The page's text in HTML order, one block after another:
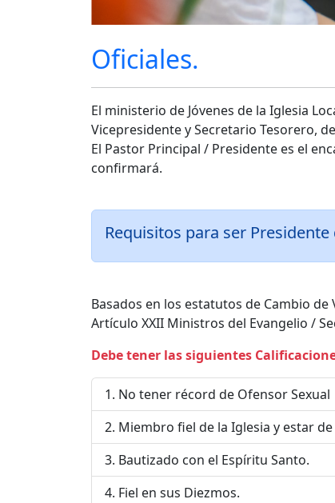
Oficiales.
El ministerio de Jóvenes de la Iglesia
Vicepresidente y Secretario Tesorero,
El Pastor Principal / Presidente es el
confirmará.
Requisitos para ser Presidente
Basados en los estatutos de Cambio de
Artículo XXII Ministros del Evangelio /
Debe tener las siguientes
No tener récord de Ofensor Sexual
Miembro fiel de la Iglesia y estar
Bautizado con el Espíritu Santo.
Fiel en sus Diezmos.